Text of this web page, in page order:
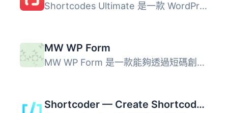
Shortcodes Ultimate 是一款 WordPress 外掛，提供超過 50 種...
MW WP Form
MW WP Form 是一款能夠透過短碼創建郵件表單的外掛，並提供確...
Shortcoder — Create Shortcodes for Anything